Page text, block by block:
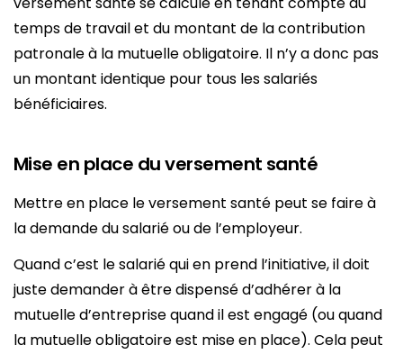
temps de travail et du montant de la contribution
patronale à la mutuelle obligatoire. Il n’y a donc pas
un montant identique pour tous les salariés
bénéficiaires.
Mise en place du versement santé
Mettre en place le versement santé peut se faire à
la demande du salarié ou de l’employeur.
Quand c’est le salarié qui en prend l’initiative, il doit
juste demander à être dispensé d’adhérer à la
mutuelle d’entreprise quand il est engagé (ou quand
la mutuelle obligatoire est mise en place). Cela peut